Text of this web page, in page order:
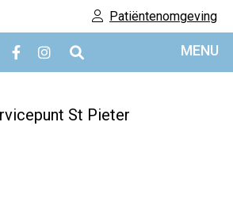
Patiëntenomgeving
Bezoek
onze
Bezoek
onze
MENU
St Pieter